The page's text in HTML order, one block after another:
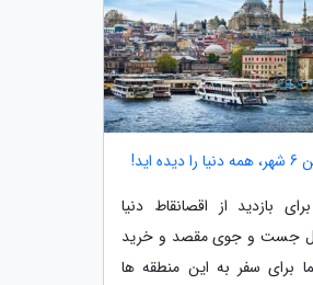
بازدید از اقصانقاط دنیا
جست و جوی مقصد و خرید
برای سفر به این منطقه ها